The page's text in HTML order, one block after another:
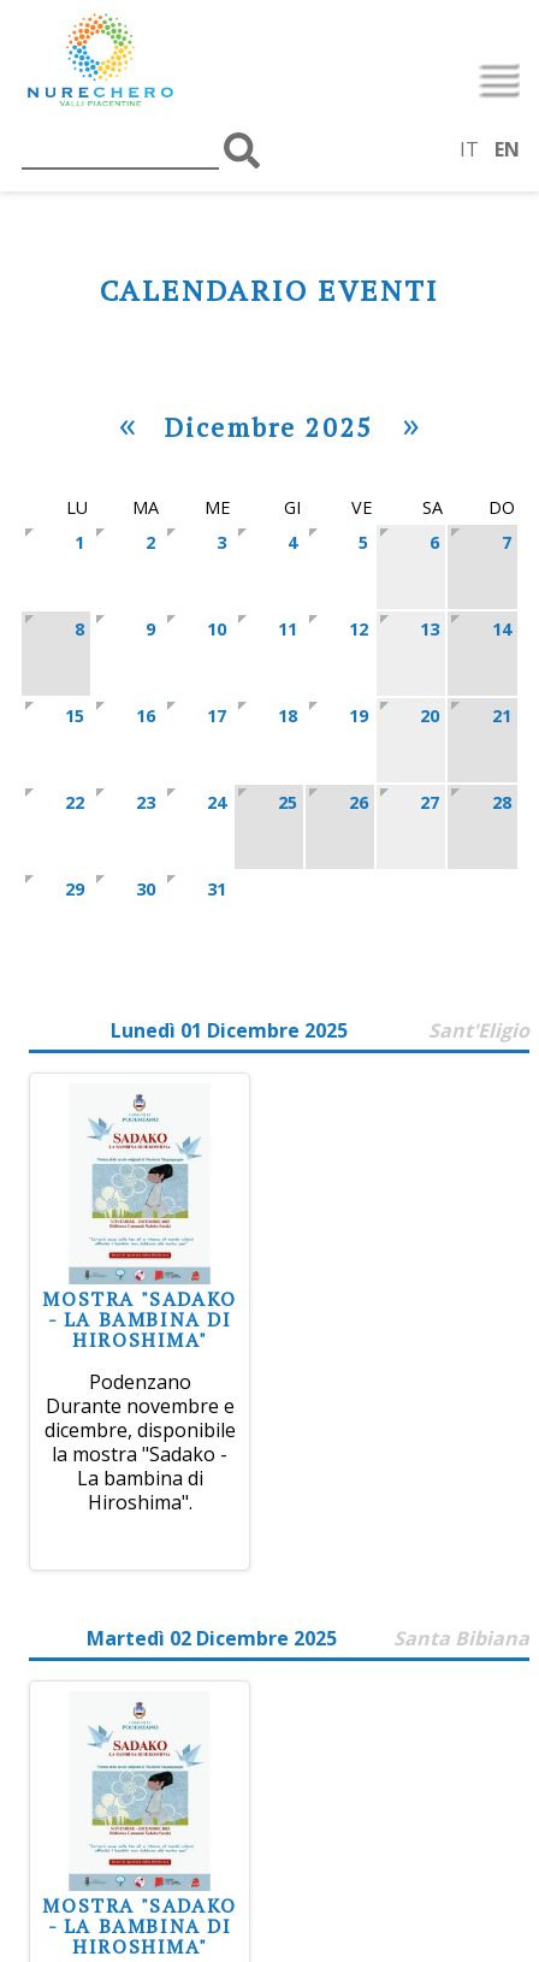
IT EN
CALENDARIO EVENTI
« Dicembre 2025 »
LU MA ME GI VE SA
DO
1
2 3 4 5 6 7
8 9 10 11 12 13 14
15 16 17 18 19 20 21
22 23 24 25 26 27 28
29 30 31
Lunedì 01 Dicembre 2025 Sant'Eligio
MOSTRA "SADAKO
- LA BAMBINA DI
HIROSHIMA"
Podenzano
Durante novembre e
dicembre, disponibile
la mostra "Sadako -
La bambina di
Hiroshima".
Martedì 02 Dicembre 2025 Santa Bibiana
MOSTRA "SADAKO
- LA BAMBINA DI
HIROSHIMA"